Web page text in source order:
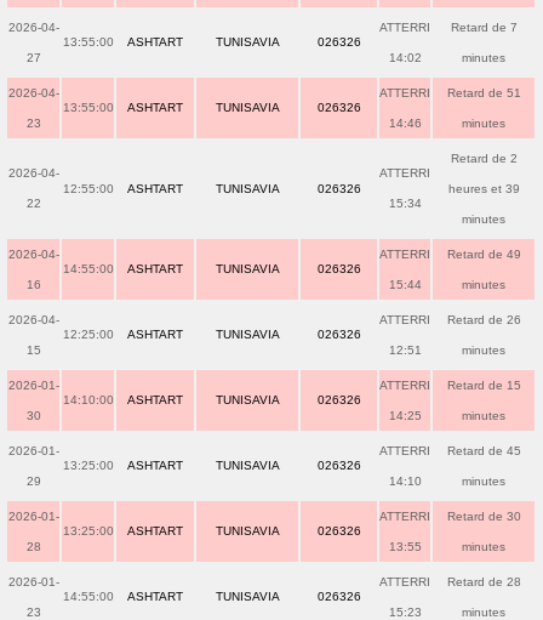
2026-04-
27
13:55:00 ASHTART TUNISAVIA 026326
ATTERRI
14:02
Retard de 7
minutes
2026-04-
23
13:55:00 ASHTART TUNISAVIA 026326
ATTERRI
14:46
Retard de 51
minutes
2026-04-
22
12:55:00 ASHTART TUNISAVIA 026326
ATTERRI
15:34
Retard de 2
heures et 39
minutes
2026-04-
16
14:55:00 ASHTART TUNISAVIA 026326
ATTERRI
15:44
Retard de 49
minutes
2026-04-
15
12:25:00 ASHTART TUNISAVIA 026326
ATTERRI
12:51
Retard de 26
minutes
2026-01-
30
14:10:00 ASHTART TUNISAVIA 026326
ATTERRI
14:25
Retard de 15
minutes
2026-01-
29
13:25:00 ASHTART TUNISAVIA 026326
ATTERRI
14:10
Retard de 45
minutes
2026-01-
28
13:25:00 ASHTART TUNISAVIA 026326
ATTERRI
13:55
Retard de 30
minutes
2026-01-
23
14:55:00 ASHTART TUNISAVIA 026326
ATTERRI
15:23
Retard de 28
minutes